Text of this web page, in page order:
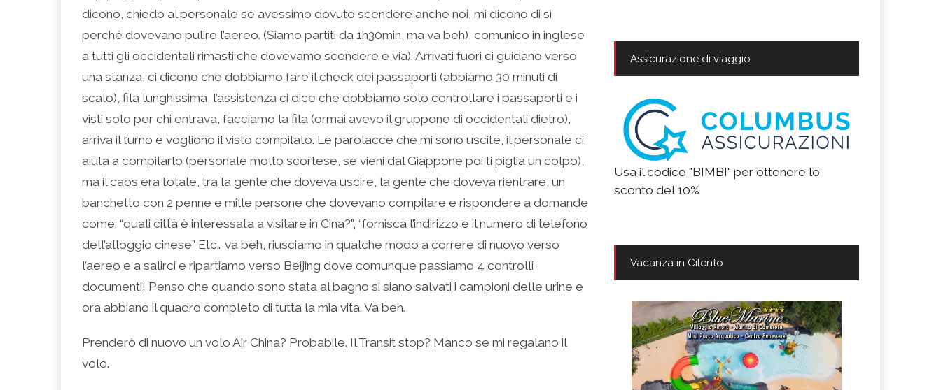
dicono, chiedo al personale se avessimo dovuto scendere anche noi, mi dicono di sì
perché dovevano pulire l’aereo. (Siamo partiti da 1h30min, ma va beh), comunico in inglese
a tutti gli occidentali rimasti che dovevamo scendere e via). Arrivati fuori ci guidano verso
una stanza, ci dicono che dobbiamo fare il check dei passaporti (abbiamo 30 minuti di
scalo), fila lunghissima, l’assistenza ci dice che dobbiamo solo controllare i passaporti e i
visti solo per chi entrava, facciamo la fila (ormai avevo il gruppone di occidentali dietro),
arriva il turno e vogliono il visto compilato. Le parolacce che mi sono uscite, il personale ci
aiuta a compilarlo (personale molto scortese, se vieni dal Giappone poi ti piglia un colpo),
ma il caos era totale, tra la gente che doveva uscire, la gente che doveva rientrare, un
banchetto con 2 penne e mille persone che dovevano compilare e rispondere a domande
come: “quali città è interessata a visitare in Cina?”, “fornisca l’indirizzo e il numero di telefono
dell’alloggio cinese” Etc… va beh, riusciamo in qualche modo a correre di nuovo verso
l’aereo e a salirci e ripartiamo verso Beijing dove comunque passiamo 4 controlli
documenti! Penso che quando sono stata al bagno si siano salvati i campioni delle urine e
ora abbiano il quadro completo di tutta la mia vita. Va beh.
Prenderò di nuovo un volo Air China? Probabile. Il Transit stop? Manco se mi regalano il
volo.
Assicurazione di viaggio
Usa il codice "BIMBI" per ottenere lo
sconto del 10%
Vacanza in Cilento